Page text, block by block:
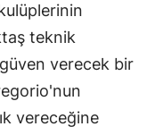
teknik
verecek bir
vereceğine